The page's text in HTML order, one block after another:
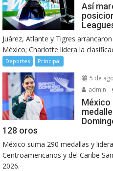
Así
Juárez, Atlante y Tigres
México; Charlotte lidera la
Deportes Principal
5 de
admin
México
128 oros
México suma 290 medallas y
Centroamericanos y del Caribe
2026.